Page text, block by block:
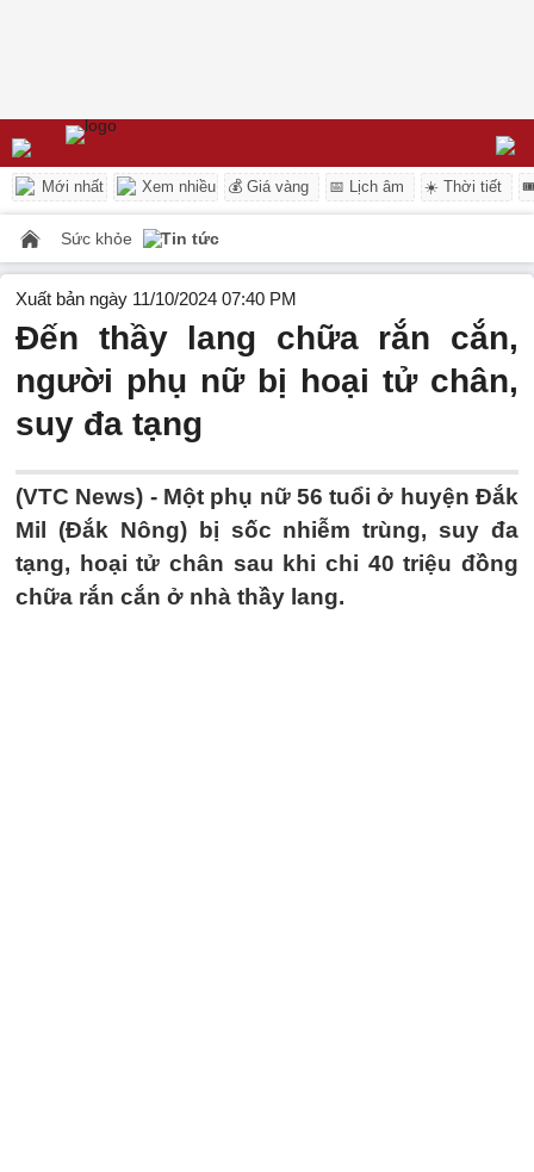
Mới nhất Xem nhiều 💰 Giá vàng 📅 Lịch âm ☀️ Thời tiết
Sức khỏe Tin tức
Xuất bản ngày 11/10/2024 07:40 PM
Đến thầy lang chữa rắn cắn,
người phụ nữ bị hoại tử chân,
suy đa tạng
(VTC News) - Một phụ nữ 56 tuổi ở huyện Đắk
Mil (Đắk Nông) bị sốc nhiễm trùng, suy đa
tạng, hoại tử chân sau khi chi 40 triệu đồng
chữa rắn cắn ở nhà thầy lang.